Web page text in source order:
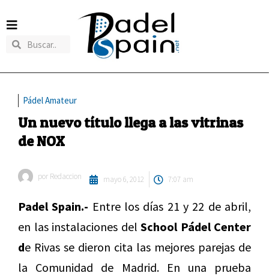
Pádel Amateur
Un nuevo título llega a las vitrinas
de NOX
por Redaccion mayo 6, 2012 7:07 am
Padel Spain.- Entre los días 21 y 22 de abril,
en las instalaciones del School Pádel Center
de Rivas se dieron cita las mejores parejas de
la Comunidad de Madrid. En una prueba